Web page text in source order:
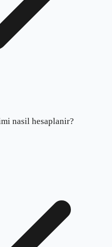
nasil hesaplanir?